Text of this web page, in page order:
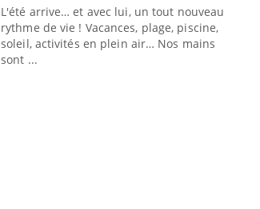
L'été arrive… et avec lui, un tout nouveau
rythme de vie ! Vacances, plage, piscine,
soleil, activités en plein air… Nos mains
sont ...